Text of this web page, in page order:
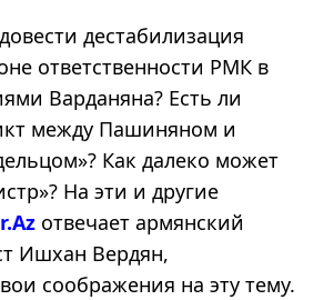
дестабилизация
ответственности РМК в
Варданяна? Есть ли
между Пашиняном и
Как далеко может
На эти и другие
отвечает армянский
Ишхан Вердян,
соображения на эту тему.